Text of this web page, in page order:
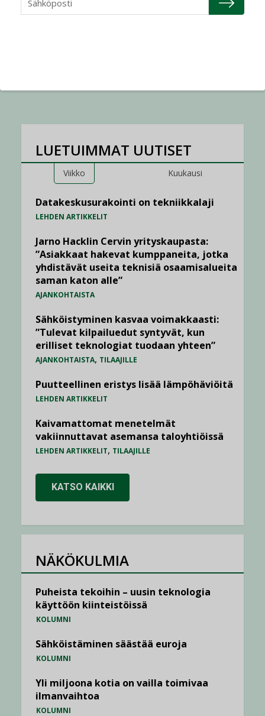
Sähköistyminen kasvaa
voimakkaasti: ”Tulevat
LUETUIMMAT UUTISET
Viikko Kuukausi
Datakeskusurakointi on tekniikkalaji
LEHDEN ARTIKKELIT
Jarno Hacklin Cervin yrityskaupasta:
”Asiakkaat hakevat kumppaneita, jotka
yhdistävät useita teknisiä osaamisalueita
saman katon alle”
AJANKOHTAISTA
Sähköistyminen kasvaa voimakkaasti:
”Tulevat kilpailuedut syntyvät, kun
erilliset teknologiat tuodaan yhteen”
AJANKOHTAISTA, TILAAJILLE
Puutteellinen eristys lisää lämpöhäviöitä
LEHDEN ARTIKKELIT
Kaivamattomat menetelmät
vakiinnuttavat asemansa taloyhtiöissä
LEHDEN ARTIKKELIT, TILAAJILLE
KATSO KAIKKI
NÄKÖKULMIA
Puheista tekoihin – uusin teknologia
käyttöön kiinteistöissä
KOLUMNI
Sähköistäminen säästää euroja
KOLUMNI
Yli miljoona kotia on vailla toimivaa
ilmanvaihtoa
KOLUMNI